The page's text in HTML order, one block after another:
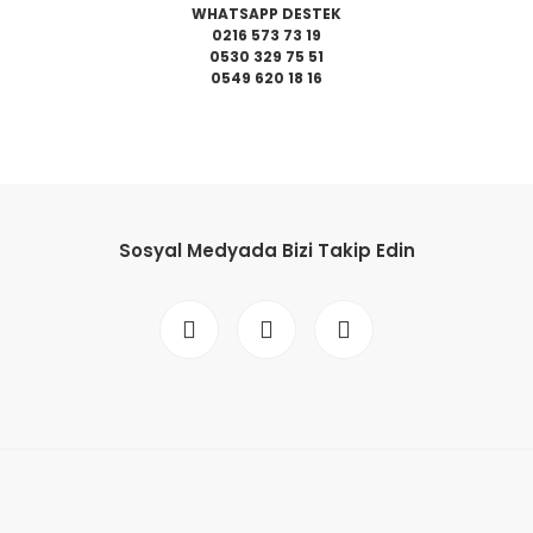
WHATSAPP DESTEK
0216 573 73 19
0530 329 75 51
0549 620 18 16
Sosyal Medyada Bizi Takip Edin